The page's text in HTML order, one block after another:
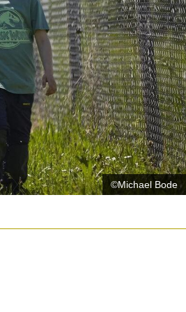
©Michael Bode